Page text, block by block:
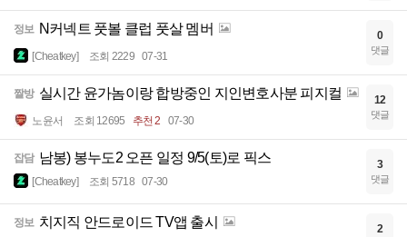
정보 N커넥트 풋볼 클럽 풋살 멤버
[Cheatkey] 조회 2229 07-31
0
댓글
짤방 실시간 윤가놈이랑 합방중인 지인변호사분 피지컬
노윤서 조회 12695 추천 2 07-30
12
댓글
잡담 남봉) 봉누도2 오픈 일정 9/5(토)로 픽스
[Cheatkey] 조회 5718 07-30
3
댓글
정보 치지직 안드로이드 TV앱 출시 2